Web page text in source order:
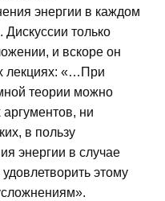
энергии в каждом
Дискуссии только
и вскоре он
лекциях: «…При
теории можно
аргументов, ни
в пользу
энергии в случае
этому